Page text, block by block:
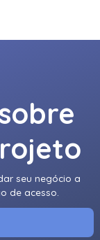
seu negócio a
de acesso.